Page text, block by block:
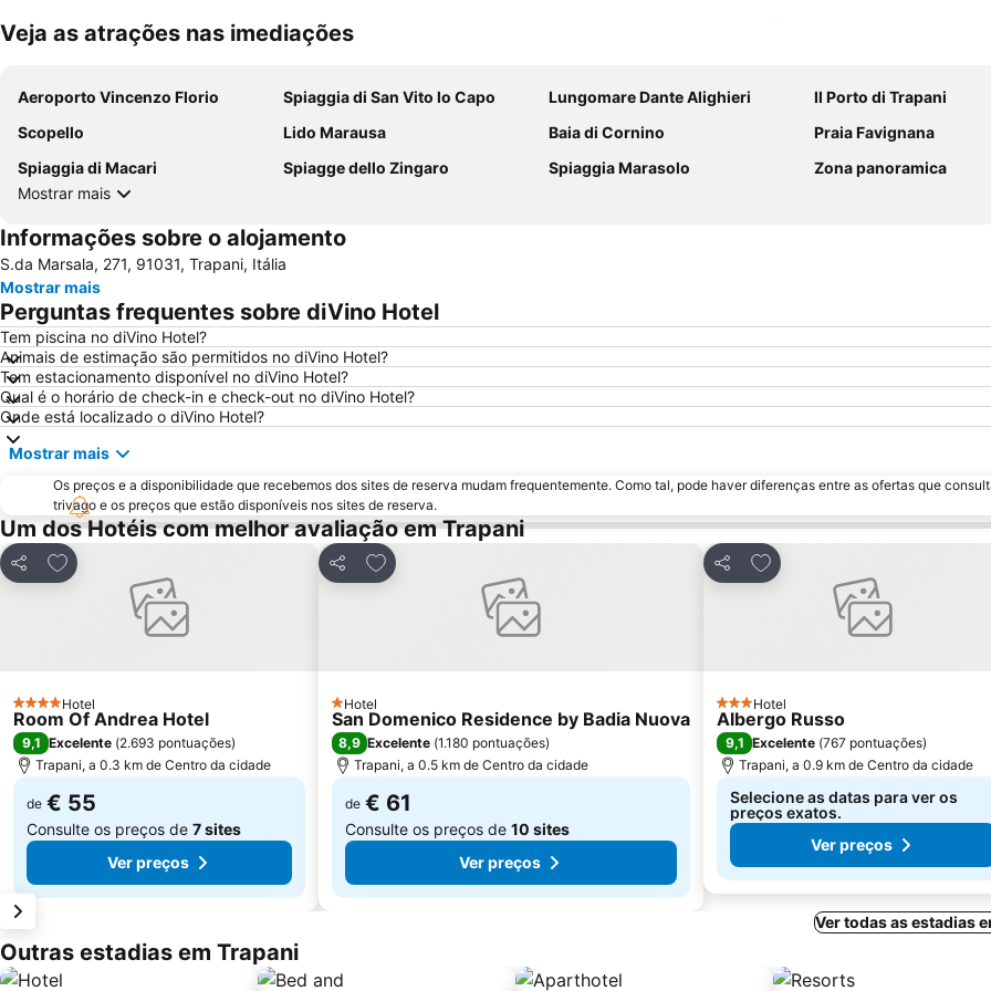
Veja as atrações nas imediações
Aeroporto Vincenzo Florio Spiaggia di San Vito lo Capo Lungomare Dante Alighieri
Il Porto di Trapani
Scopello
Lido Marausa Baia di Cornino
Praia Favignana
Spiaggia di Macari
Spiagge dello Zingaro Spiaggia Marasolo
Zona panoramica
Mostrar mais
Informações sobre o alojamento
S.da Marsala, 271, 91031, Trapani, Itália
Mostrar mais
Perguntas frequentes sobre diVino Hotel
Tem piscina no diVino Hotel?
Animais de estimação são permitidos no diVino Hotel?
Tem estacionamento disponível no diVino Hotel?
Qual é o horário de check-in e check-out no diVino Hotel?
Onde está localizado o diVino Hotel?
Mostrar mais
Os preços e a disponibilidade que recebemos dos sites de reserva mudam frequentemente. Como tal, pode haver diferenças entre as ofertas que
trivago e os preços que estão disponíveis nos sites de reserva.
Um dos Hotéis com melhor avaliação em Trapani
Partilhar
Adicionar aos favoritos
4 Estrelas
Hotel
Room Of Andrea Hotel
9,1 Excelente (2.693 pontuações)
Trapani, a 0.3 km de Centro da cidade
de € 55
Consulte os preços de 7 sites
Ver preços
Partilhar
Adicionar aos favoritos
1 Estrelas
Hotel
San Domenico Residence by Badia Nuova
8,9 Excelente (1.180 pontuações)
Trapani, a 0.5 km de Centro da cidade
de € 61
Consulte os preços de 10 sites
Ver preços
Partilhar
Adicionar aos favoritos
3 Estrelas
Hotel
Albergo Russo
9,1 Excelente (767 pontuações)
Trapani, a 0.9 km de Centro da cidade
Selecione as datas para ver os
preços exatos.
Ver preços
Ver todas as estadias
Outras estadias em Trapani